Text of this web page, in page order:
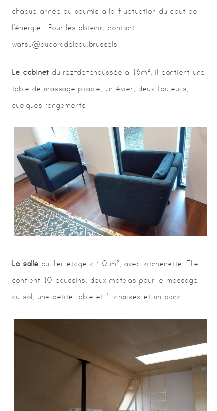
chaque année ou soumis à la fluctuation du cout de
l’énergie . Pour les obtenir, contact
watsu@auborddeleau.brussels
Le cabinet du rez-de-chaussée a 16m², il contient une
table de massage pliable, un évier, deux fauteuils,
quelques rangements
La salle du 1er étage a 40 m², avec kitchenette. Elle
contient 10 coussins, deux matelas pour le massage
au sol, une petite table et 4 chaises et un banc